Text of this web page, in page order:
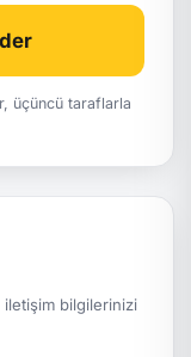
üçüncü taraflarla
iletişim bilgilerinizi